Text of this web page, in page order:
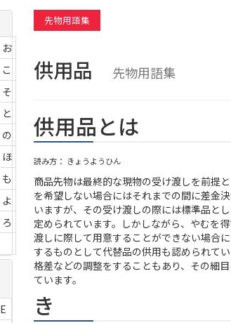
先物用語集
供用品 先物用語集
供用品とは
読み方： きょうようひん
商品先物は最終的な現物の受け渡しを前提
を希望しない場合にはそれまでの間に差金
いますが、その受け渡しの際には標準品と
定められています。しかしながら、やむを
渡しに際して用意することができない場合
するものとして代替品の供用も認められて
格差などの調整をすることもあり、その細
ています。
き
お
こ
そ
と
の
ほ
も
よ
ろ
E